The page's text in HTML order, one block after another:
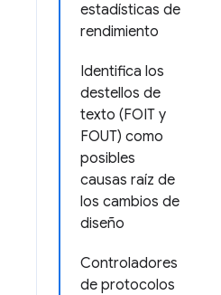
estadísticas de
rendimiento
Identifica los
destellos de
texto (FOIT y
FOUT) como
posibles
causas raíz de
los cambios de
diseño
Controladores
de protocolos